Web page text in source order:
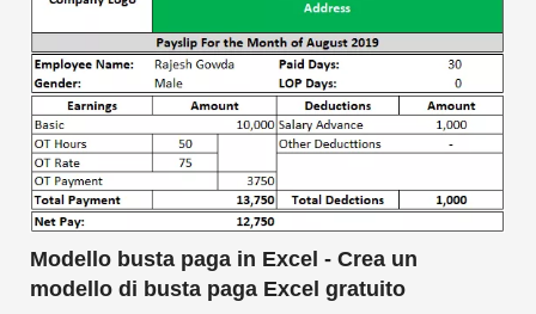
Modello busta paga in Excel - Crea un
modello di busta paga Excel gratuito